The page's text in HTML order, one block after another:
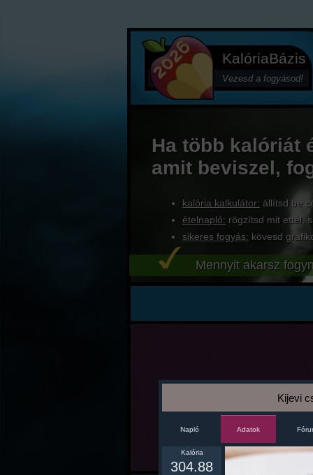
KalóriaBázis
Vezesd a fogyásod!
Ha több kalóriát
amit beviszel,
kalória kalkulátor: állítsd be
ételnapló: rögzítsd mit ettél,
sikeres fogyás: kövesd
Mennyit akarsz
Kijevi
Napló Adatok
Kalória
304.88